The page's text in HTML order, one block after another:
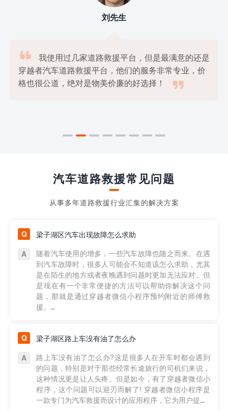
刘先生

我使用过几家道路救援平台，但是最满意的还是
穿越者汽车道路救援平台，他们的服务非常专业，价
格也很公道，绝对是物美价廉的好选择！

汽车道路救援常见问题
从事多年道路救援行业汇集的解决方案
梁子湖区汽车出现故障怎么求助
随着汽车使用的增多，一些汽车故障也随之而来。在遇
到汽车故障时，很多人可能会不知道该怎么求助，尤其
是在陌生的地方或者夜晚遇到问题时更加无法应对。但
是现在有一个非常便捷的方法可以帮助你解决这个问
题，那就是通过穿越者微信小程序预约附近的师傅救
援。...
梁子湖区路上车没有油了怎么办
路上车没有油了怎么办?这是很多人在开车时都会遇到
的问题，特别是对于那些经常长途旅行的司机们来说，
这种情况更是让人头疼。但是如今，有了穿越者微信小
程序，这个问题可以迎刃而解了! 穿越者微信小程序是
一款专门为汽车救援而设计的应用程序，它为用户提...